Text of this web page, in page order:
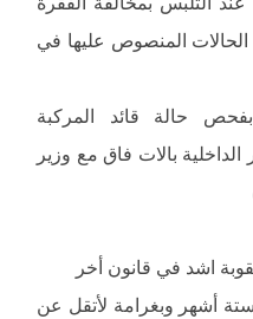
المنصوص علیھا في
بفحص حالة قائد المركبة
الداخلیة بالات فاق مع وزیر
أشھر وبغرامة لأتقل عن